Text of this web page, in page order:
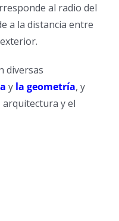
al radio del
a la distancia entre
diversas
y la geometría, y
y el